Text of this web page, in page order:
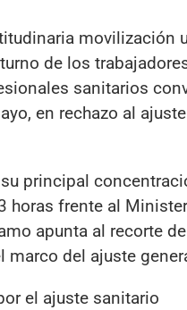
de los
sanitarios
en rechazo al
principal
horas frente al
apunta al recorte
marco del ajuste
el ajuste sanitario